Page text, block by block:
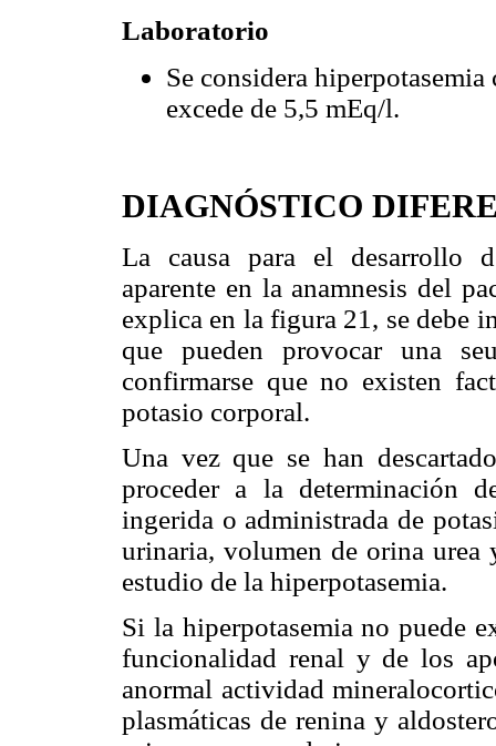
Laboratorio
Se considera
excede de 5,5 mEq/l.
DIAGNÓSTICO
La causa para el desarrollo
aparente en la anamnesis del
explica en la figura 21, se debe
que pueden provocar una
confirmarse que no existen
potasio corporal.
Una vez que se han
proceder a la determinación
ingerida o administrada de
urinaria, volumen de orina urea
estudio de la hiperpotasemia.
Si la hiperpotasemia no puede
funcionalidad renal y de los
anormal actividad
plasmáticas de renina y